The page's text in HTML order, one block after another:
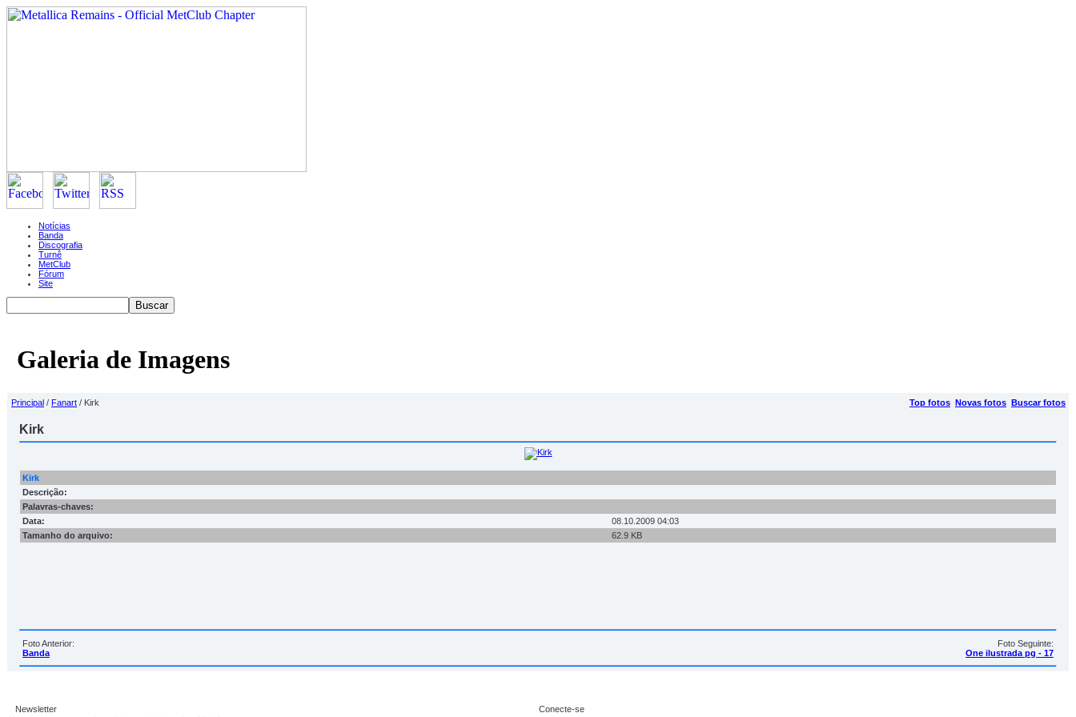
Notícias
Banda
Discografia
Turnê
MetClub
Fórum
Site
Galeria de Imagens
Principal / Fanart / Kirk Top fotos Novas fotos Buscar fotos
Kirk
Kirk
Descrição:
Palavras-chaves:
Data:
08.10.2009 04:03
Tamanho do arquivo:
62.9 KB
Foto Anterior:
Banda
Foto Seguinte:
One ilustrada pg - 17
Newsletter
Conecte-se